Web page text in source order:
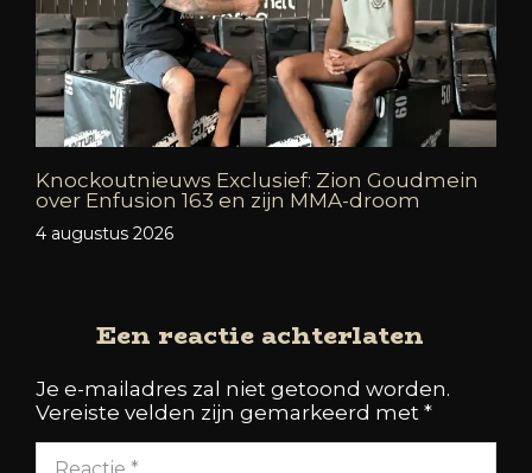
Knockoutnieuws Exclusief: Zion Goudmein
over Enfusion 163 en zijn MMA-droom
4 augustus 2026
Een reactie achterlaten
Je e-mailadres zal niet getoond worden.
Vereiste velden zijn gemarkeerd met *